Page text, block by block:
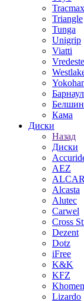
Tracmax
Triangle
Tunga
Unigrip
Viatti
Кама
Диски
Назад
Диски
AEZ
Alcasta
Alutec
Carwel
Cross
Dezent
Dotz
iFree
K&K
KFZ
Khomen
Lizardo